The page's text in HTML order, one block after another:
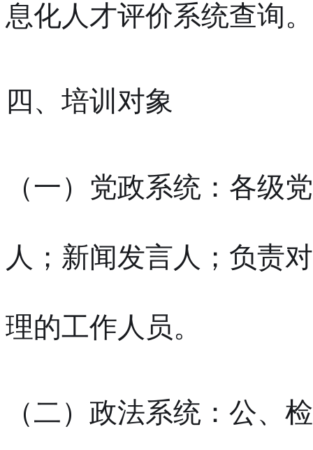
息化人才评价系统查询。
四、培训对象
（一）党政系统：各级
人；新闻发言人；负责
理的工作人员。
（二）政法系统：公、